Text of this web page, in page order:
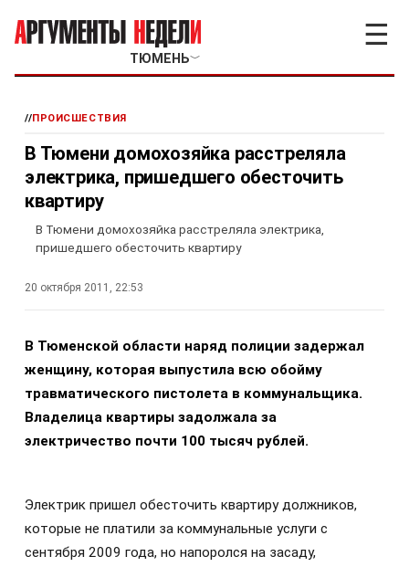
ТЮМЕНЬ﹀
☰
//ПРОИСШЕСТВИЯ
В Тюмени домохозяйка расстреляла
электрика, пришедшего обесточить
квартиру
В Тюмени домохозяйка расстреляла электрика,
пришедшего обесточить квартиру
20 октября 2011, 22:53
В Тюменской области наряд полиции задержал
женщину, которая выпустила всю обойму
травматического пистолета в коммунальщика.
Владелица квартиры задолжала за
электричество почти 100 тысяч рублей.
Электрик пришел обесточить квартиру должников,
которые не платили за коммунальные услуги с
сентября 2009 года, но напоролся на засаду,